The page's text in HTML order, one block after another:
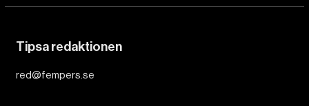
Tipsa redaktionen
red@fempers.se